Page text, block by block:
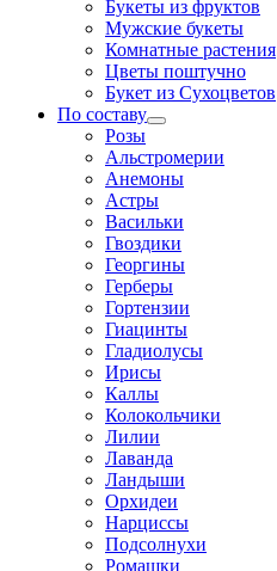
Букеты из фруктов
Мужские букеты
Комнатные растения
Цветы поштучно
Букет из Сухоцветов
По составу
Розы
Альстромерии
Анемоны
Астры
Васильки
Гвоздики
Георгины
Герберы
Гортензии
Гиацинты
Гладиолусы
Ирисы
Каллы
Колокольчики
Лилии
Лаванда
Ландыши
Орхидеи
Нарциссы
Подсолнухи
Ромашки